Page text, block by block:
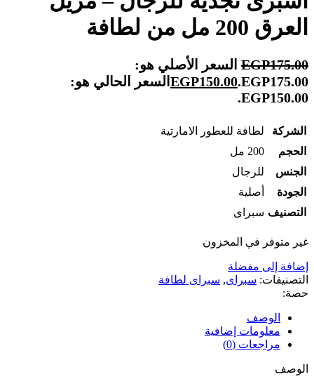
العرق 200 مل من لطافة
EGP175.00
السعر الأصلي هو:
EGP175.00.
EGP150.00
السعر الحالي هو:
EGP150.00.
الشركة
لطافة للعطور الامارتية
الحجم
200 مل
الجنس
للرجال
الجودة
أصلية
التصنيف سبراى
غير متوفر في المخزون
إضافة إلى مفضلة
التصنيفات: سبراى, سبراى لطافة
حصة:
الوصف
معلومات إضافية
مراجعات (0)
الوصف